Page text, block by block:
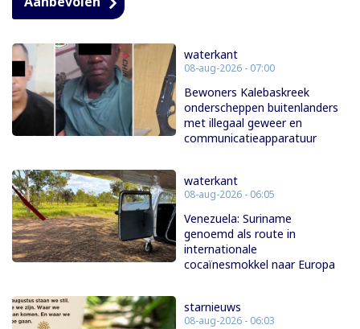
waterkant
08-aug-2026 - 07:00
Bewoners Kalebaskreek
onderscheppen buitenlanders
met illegaal geweer en
communicatieapparatuur
waterkant
08-aug-2026 - 06:05
Venezuela: Suriname
genoemd als route in
internationale
cocaïnesmokkel naar Europa
starnieuws
08-aug-2026 - 06:03